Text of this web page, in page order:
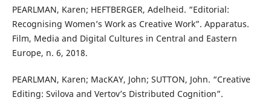
PEARLMAN, Karen; HEFTBERGER, Adelheid. “Editorial:
Recognising Women’s Work as Creative Work”. Apparatus.
Film, Media and Digital Cultures in Central and Eastern
Europe, n. 6, 2018.
PEARLMAN, Karen; MacKAY, John; SUTTON, John. “Creative
Editing: Svilova and Vertov’s Distributed Cognition”.